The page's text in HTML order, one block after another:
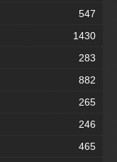
547
1430
283
882
265
246
465